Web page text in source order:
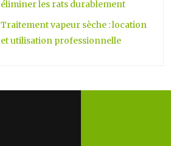
éliminer les rats durablement
Traitement vapeur sèche : location
et utilisation professionnelle